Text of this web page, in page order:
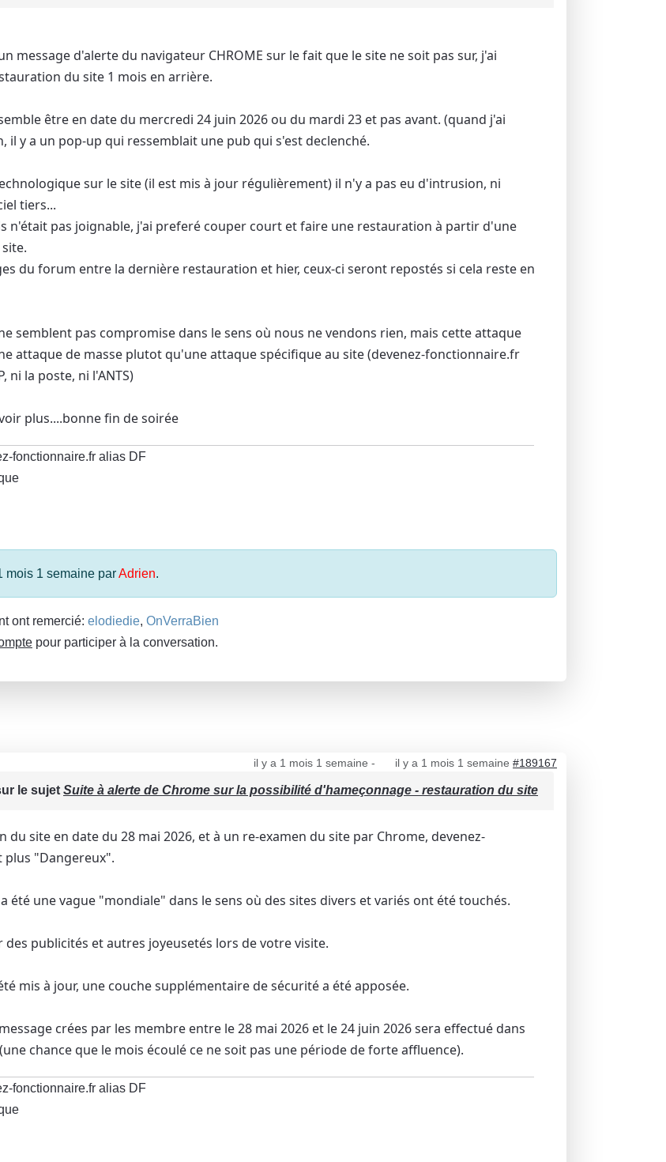
message d'alerte du navigateur CHROME sur le fait que le site ne soit pas sur, j'ai
du site 1 mois en arrière.
être en date du mercredi 24 juin 2026 ou du mardi 23 et pas avant. (quand j'ai
il y a un pop-up qui ressemblait une pub qui s'est declenché.
sur le site (il est mis à jour régulièrement) il n'y a pas eu d'intrusion, ni
tiers...
n'était pas joignable, j'ai preferé couper court et faire une restauration à partir d'une
du forum entre la dernière restauration et hier, ceux-ci seront repostés si cela reste en
semblent pas compromise dans le sens où nous ne vendons rien, mais cette attaque
attaque de masse plutot qu'une attaque spécifique au site (devenez-fonctionnaire.fr
ni la poste, ni l'ANTS)
plus....bonne fin de soirée
fonctionnaire.fr alias DF
mois 1 semaine parAdrien.
ont remercié: elodiedie, OnVerraBien
pour participer à la conversation.
il y a 1 mois 1 semaine - il y a 1 mois 1 semaine #189167
le sujet Suite à alerte de Chrome sur la possibilité d'hameçonnage - restauration du site
du site en date du 28 mai 2026, et à un re-examen du site par Chrome, devenez-
"Dangereux".
été une vague "mondiale" dans le sens où des sites divers et variés ont été touchés.
publicités et autres joyeusetés lors de votre visite.
mis à jour, une couche supplémentaire de sécurité a été apposée.
crées par les membre entre le 28 mai 2026 et le 24 juin 2026 sera effectué dans
chance que le mois écoulé ce ne soit pas une période de forte affluence).
fonctionnaire.fr alias DF